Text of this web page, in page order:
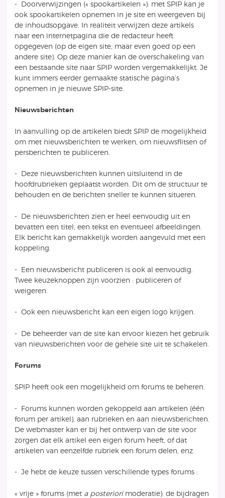
- Doorverwijzingen (« spookartikelen »): met SPIP kan je
ook spookartikelen opnemen in je site en weergeven bij
de inhoudsopgave. In realiteit verwijzen deze artikels
naar een internetpagina die de redacteur heeft
opgegeven (op de eigen site, maar even goed op een
andere site). Op deze manier kan de overschakeling van
een bestaande site naar SPIP worden vergemakkelijkt. Je
kunt immers eerder gemaakte statische pagina’s
opnemen in je nieuwe SPIP-site.
Nieuwsberichten
In aanvulling op de artikelen biedt SPIP de mogelijkheid
om met nieuwsberichten te werken, om nieuwsflitsen of
persberichten te publiceren.
- Deze nieuwsberichten kunnen uitsluitend in de
hoofdrubrieken geplaatst worden. Dit om de structuur te
behouden en de berichten sneller te kunnen situeren.
- De nieuwsberichten zien er heel eenvoudig uit en
bevatten een titel, een tekst en eventueel afbeeldingen.
Elk bericht kan gemakkelijk worden aangevuld met een
koppeling.
- Een nieuwsbericht publiceren is ook al eenvoudig.
Twee keuzeknoppen zijn voorzien : publiceren of
weigeren.
- Ook een nieuwsbericht kan een eigen logo krijgen.
- De beheerder van de site kan ervoor kiezen het gebruik
van nieuwsberichten voor de gehele site uit te schakelen.
Forums
SPIP heeft ook een mogelijkheid om forums te beheren.
- Forums kunnen worden gekoppeld aan artikelen (één
forum per artikel), aan rubrieken en aan nieuwsberichten.
De webmaster kan er bij het ontwerp van de site voor
zorgen dat elk artikel een eigen forum heeft, of dat
artikelen van eenzelfde rubriek een forum delen, enz.
- Je hebt de keuze tussen verschillende types forums :
« vrije » forums (met a posteriorimoderatie): de bijdragen